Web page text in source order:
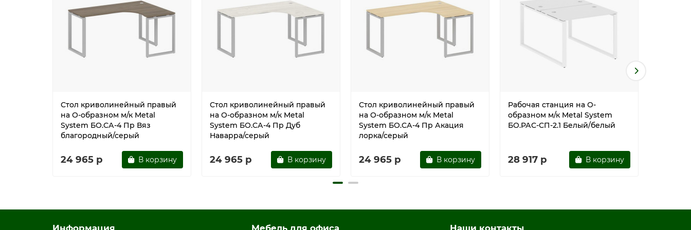
Стол криволинейный правый
на О-образном м/к Metal
System БО.СА-4 Пр Вяз
благородный/серый
24 965 р В корзину
Стол криволинейный правый
на О-образном м/к Metal
System БО.СА-4 Пр Дуб
Наварра/серый
24 965 р В корзину
Стол криволинейный правый
на О-образном м/к Metal
System БО.СА-4 Пр Акация
лорка/серый
24 965 р В корзину
Рабочая станция на О-
образном м/к Metal System
БО.РАС-СП-2.1 Белый/белый
28 917 р В корзину
Информация Мебель для офиса Наши контакты